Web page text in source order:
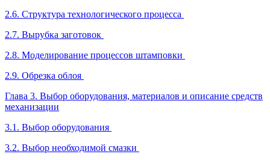
2.6. Структура технологического процесса
2.7. Вырубка заготовок
2.8. Моделирование процессов штамповки
2.9. Обрезка облоя
Глава 3. Выбор оборудования, материалов и описание средств
механизации
3.1. Выбор оборудования
3.2. Выбор необходимой смазки